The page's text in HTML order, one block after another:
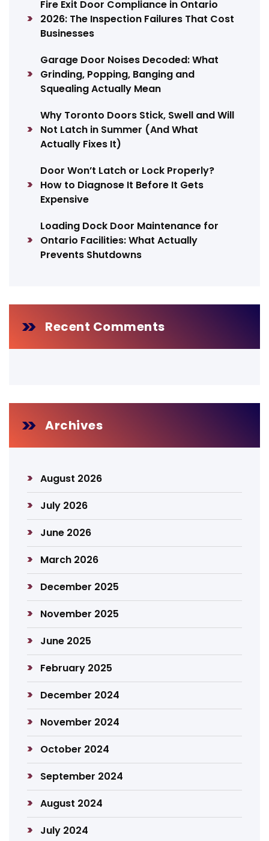
Fire Exit Door Compliance in Ontario
2026: The Inspection Failures That Cost
Businesses
Garage Door Noises Decoded: What
Grinding, Popping, Banging and
Squealing Actually Mean
Why Toronto Doors Stick, Swell and Will
Not Latch in Summer (And What
Actually Fixes It)
Door Won’t Latch or Lock Properly?
How to Diagnose It Before It Gets
Expensive
Loading Dock Door Maintenance for
Ontario Facilities: What Actually
Prevents Shutdowns
Recent Comments
Archives
August 2026
July 2026
June 2026
March 2026
December 2025
November 2025
June 2025
February 2025
December 2024
November 2024
October 2024
September 2024
August 2024
July 2024